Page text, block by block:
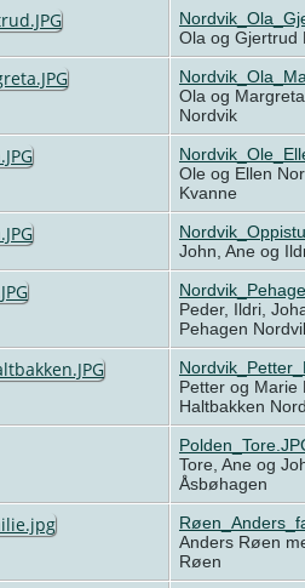
Ola og
Ola og
Nordvik
Ole og Ellen
Kvanne
John, Ane og
Peder, Ildri,
Pehagen
Petter og Marie
Haltbakken
Tore, Ane og
Åsbøhagen
Anders Røen
Røen